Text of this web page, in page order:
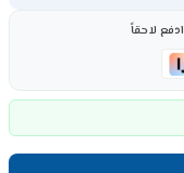
لاحقاً